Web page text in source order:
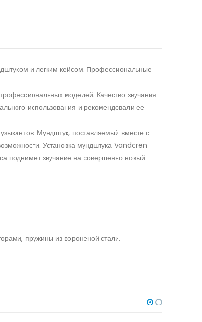
и легким кейсом. Профессиональные
моделей. Качество звучания
использования и рекомендовали ее
Мундштук, поставляемый вместе с
Установка мундштука Vandoren
поднимет звучание на совершенно новый
пружины из вороненой стали.